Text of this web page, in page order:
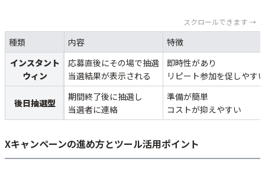
スクロールできます →
種類 内容
特徴
インスタント
ウィン
応募直後にその場で抽選
当選結果が表示される
即時性があり
リピート参加を促しやす
後日抽選型
期間終了後に抽選し
当選者に連絡
準備が簡単
コストが抑えやすい
Xキャンペーンの進め方とツール活用ポイント